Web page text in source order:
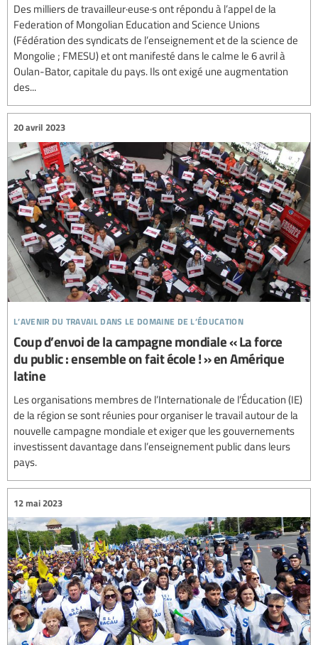
Des milliers de travailleur·euse·s ont répondu à l’appel de la
Federation of Mongolian Education and Science Unions
(Fédération des syndicats de l’enseignement et de la science de
Mongolie ; FMESU) et ont manifesté dans le calme le 6 avril à
Oulan-Bator, capitale du pays. Ils ont exigé une augmentation
des...
l’avenir du travail dans le domaine de l’éducation
20 avril 2023
Coup d’envoi de la campagne mondiale « La force
du public : ensemble on fait école ! » en Amérique
latine
Les organisations membres de l’Internationale de l’Éducation (IE)
de la région se sont réunies pour organiser le travail autour de la
nouvelle campagne mondiale et exiger que les gouvernements
investissent davantage dans l’enseignement public dans leurs
pays.
12 mai 2023